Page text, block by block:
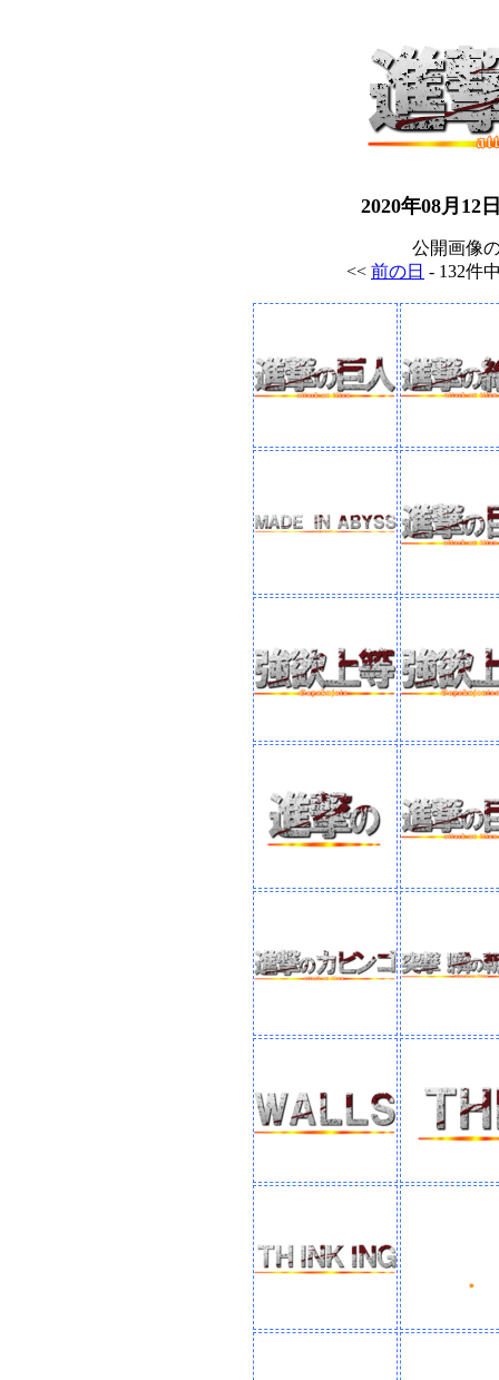
2020年08月12
公開画像
<< 前の日 - 132件